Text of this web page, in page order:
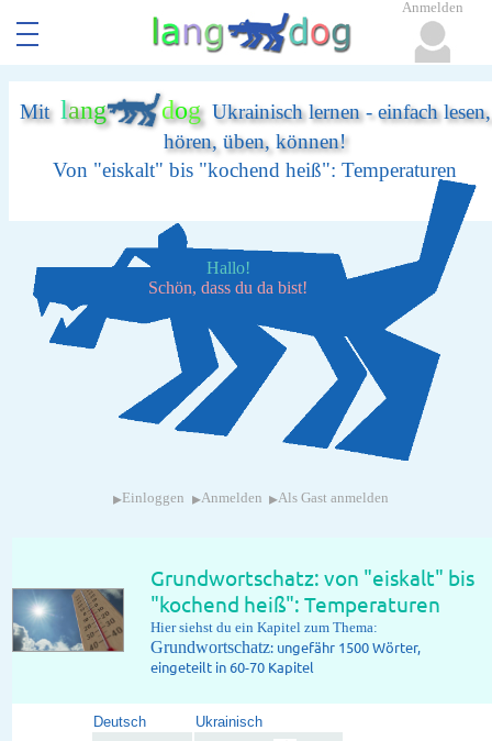
Mit lang dogUkrainisch lernen - einfach lesen,
hören, üben, können!
Von "eiskalt" bis "kochend heiß": Temperaturen
Hallo!
Schön, dass du da bist!
▸ Einloggen ▸Anmelden ▸Als Gast anmelden
Grundwortschatz: von "eiskalt" bis
"kochend heiß": Temperaturen
Hier siehst du ein Kapitel zum Thema:
Grundwortschatz: ungefähr 1500 Wörter,
eingeteilt in 60-70 Kapitel
Deutsch
Ukrainisch
Anmelden